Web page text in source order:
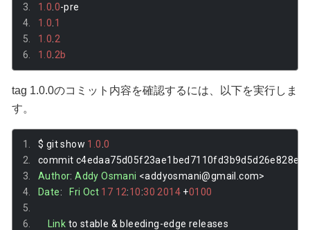
1.0 0-pre
1.0 1
1.0 2
1.0 2b
tag 1.0.0のコミット内容を確認するには、以下を実行しま
す。
$ git show 1.0 .0
commit c4edaa75d05f23ae1bed7110fd3b9d5d26e828e5
Author: Addy Osmani <addyosmani@gmail .com>
Date: Fri Oct 17 12:10:30 2014 +0100
Link to stable & bleeding-edge releases